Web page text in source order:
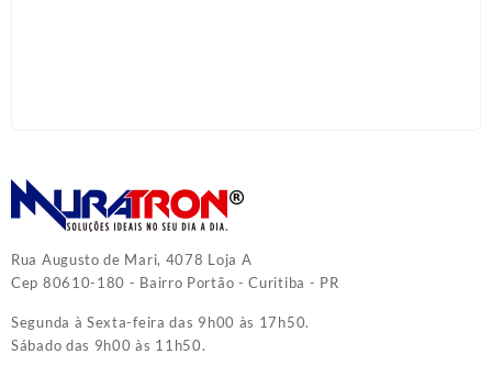
Rua Augusto de Mari, 4078 Loja A
Cep 80610-180 - Bairro Portão - Curitiba - PR
Segunda à Sexta-feira das 9h00 às 17h50.
Sábado das 9h00 às 11h50.